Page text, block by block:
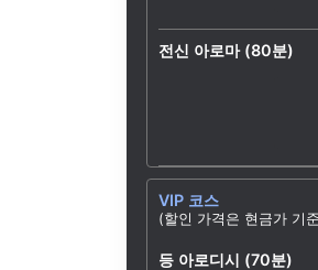
전신 아로마 (80분)
VIP 코스
(할인 가격은 현금가 기
등 아로디시 (70분)